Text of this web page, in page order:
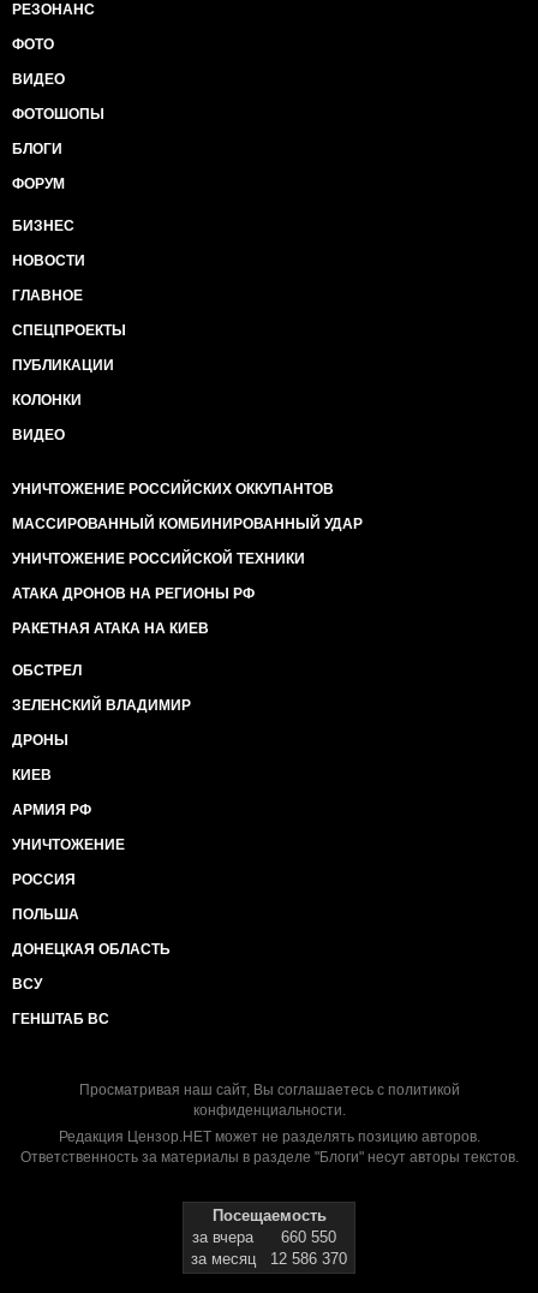
РЕЗОНАНС
ФОТО
ВИДЕО
ФОТОШОПЫ
БЛОГИ
ФОРУМ
БИЗНЕС
НОВОСТИ
ГЛАВНОЕ
СПЕЦПРОЕКТЫ
ПУБЛИКАЦИИ
КОЛОНКИ
ВИДЕО
УНИЧТОЖЕНИЕ РОССИЙСКИХ ОККУПАНТОВ
МАССИРОВАННЫЙ КОМБИНИРОВАННЫЙ УДАР
УНИЧТОЖЕНИЕ РОССИЙСКОЙ ТЕХНИКИ
АТАКА ДРОНОВ НА РЕГИОНЫ РФ
РАКЕТНАЯ АТАКА НА КИЕВ
ОБСТРЕЛ
ЗЕЛЕНСКИЙ ВЛАДИМИР
ДРОНЫ
КИЕВ
АРМИЯ РФ
УНИЧТОЖЕНИЕ
РОССИЯ
ПОЛЬША
ДОНЕЦКАЯ ОБЛАСТЬ
ВСУ
ГЕНШТАБ ВС
Просматривая наш сайт, Вы соглашаетесь с политикой
конфиденциальности.
Редакция Цензор.НЕТ может не разделять позицию авторов.
Ответственность за материалы в разделе "Блоги" несут авторы текстов.
Посещаемость
за вчера
660 550
за месяц
12 586 370